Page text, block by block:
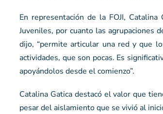
En representación de la FOJI,
Juveniles, por cuanto las agrupaciones
dijo, “permite articular una red y que
actividades, que son pocas. Es
apoyándolos desde el comienzo”.
Catalina Gatica destacó el valor que
pesar del aislamiento que se vivió al